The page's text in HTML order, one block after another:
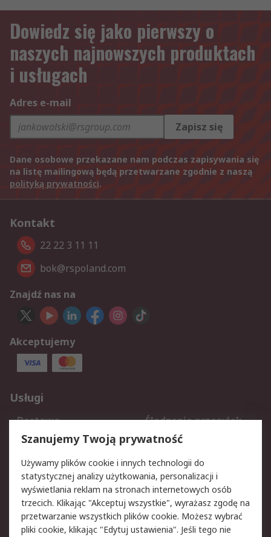
Dowiedz się jako pierwszy o
naszych najnowszych produktach
i usługach
Adres e-mail
Zapisz się
Dane osobowe przekazane nam podczas zapisywania się
na listę mailingową będą przetwarzane zgodnie z naszą
polityką prywatności.
Kontakt
22 22 3 11 11
bok@rspoland.com
Znajdź nas na
Akceptujemy
Usługi
Dostawa
Śledzenie przesyłek
Reklamacje i zwroty
Rejestracja
Aspekty prawne
Bezpieczeństwo e-
maila
Polityka dotycząca
plików cookie
Szanujemy Twoją prywatność
Używamy plików cookie i innych technologii do
statystycznej analizy użytkowania, personalizacji i
wyświetlania reklam na stronach internetowych osób
trzecich. Klikając "Akceptuj wszystkie", wyrażasz zgodę na
przetwarzanie wszystkich plików cookie. Możesz wybrać
pliki cookie, klikając "Edytuj ustawienia". Jeśli tego nie